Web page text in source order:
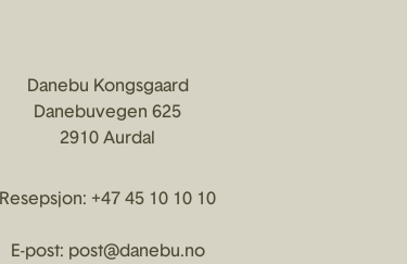
Danebu Kongsgaard
Danebuvegen 625
2910 Aurdal
Resepsjon: +47 45 10 10 10
E-post: post@danebu.no